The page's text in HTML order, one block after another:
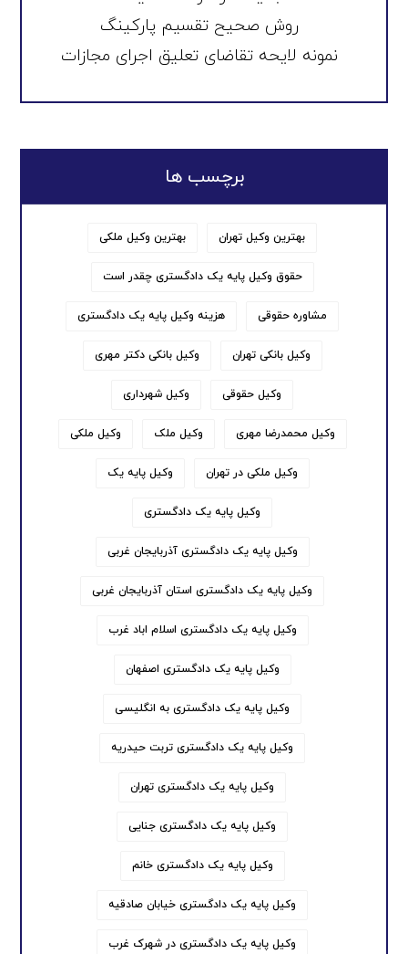
روش صحیح تقسیم پارکینگ
نمونه لایحه تقاضای تعلیق اجرای مجازات
برچسب ها
بهترین وکیل تهران بهترین وکیل ملکی
حقوق وکیل پایه یک دادگستری چقدر است
مشاوره حقوقی هزینه وکیل پایه یک دادگستری
وکیل بانکی تهران وکیل بانکی دکتر مهری
وکیل حقوقی وکیل شهرداری
وکیل محمدرضا مهری وکیل ملک وکیل ملکی
وکیل ملکی در تهران وکیل پایه یک
وکیل پایه یک دادگستری
وکیل پایه یک دادگستری آذربایجان غربی
وکیل پایه یک دادگستری استان آذربایجان غربی
وکیل پایه یک دادگستری اسلام اباد غرب
وکیل پایه یک دادگستری اصفهان
وکیل پایه یک دادگستری به انگلیسی
وکیل پایه یک دادگستری تربت حیدریه
وکیل پایه یک دادگستری تهران
وکیل پایه یک دادگستری جنایی
وکیل پایه یک دادگستری خانم
وکیل پایه یک دادگستری خیابان صادقیه
وکیل پایه یک دادگستری در شهرک غرب